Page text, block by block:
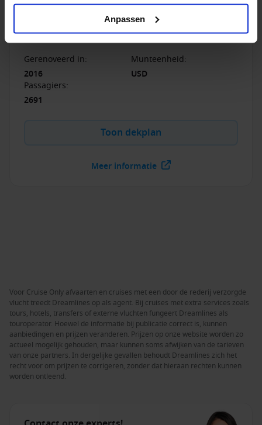
Anpassen
De Queen Mary 2 is het ideaalbeeld van een klassiek
cruiseschip. Het schip is speciaal ontworpen om de
Atlantische Oceaan over te steken. Aan boord van de
Queen Mary 2 beleef je gegarandeerd een droomreis!
Gerenoveerd in:
2016
Munteenheid:
USD
Passagiers:
2691
Toon dekplan
Meer informatie
Voor Cruise Only afvaarten en cruises met een door de rederij verzorgde
vlucht treedt Dreamlines op als agent. Bij cruises met extra services zoals
tours, hotels, transfers of externe vluchten fungeert Dreamlines als
touroperator. Hoewel de informatie bij publicatie correct is, kunnen
aanbiedingen en prijzen veranderen. Prijzen op onze website worden zo
actueel mogelijk gehouden, maar kunnen soms afwijken van de tarieven
van onze partners. In dergelijke gevallen behoudt Dreamlines zich het
recht voor om prijzen te corrigeren, zonder dat hieraan rechten kunnen
worden ontleend.